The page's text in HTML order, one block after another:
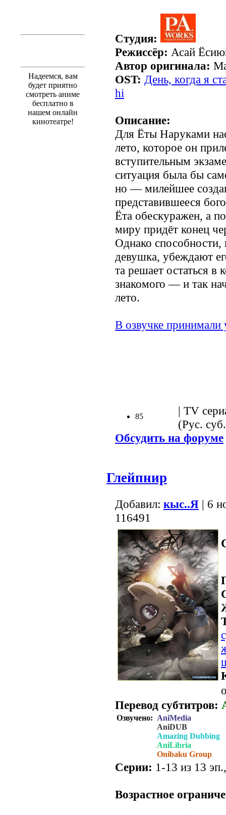
Надеемся, вам
будет приятно
смотреть аниме
бесплатно в
нашем онлайн
кинотеатре!
Студия:
Режиссёр: Асай
Автор оригинала:
OST: День, когда я
hi
Описание:
Для Ёты Наруками
лето, которое он
вступительным
ситуация была бы
но — милейшее
представившееся
Ёта обескуражен, а
миру придёт конец
Однако способности,
девушка, убеждают
та решает остаться в
знакомого — и так
лето.
В озвучке принимали
85
| TV
(Рус.
Обсудить на форуме
Глейпнир
Добавил: кыс..Я | 6
116491
Перевод субтитров:
Озвучено: AniMedia
AniDUB
Amazing Dubbing
AniLibria
Onibaku Group
Серии: 1-13 из 13
Возрастное